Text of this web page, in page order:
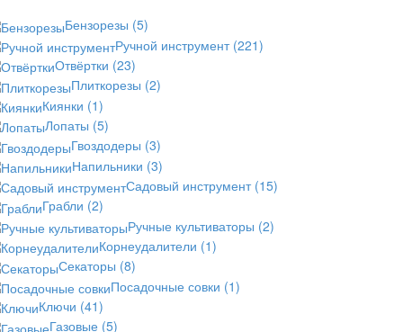
Бензорезы (5)
Ручной инструмент (221)
Отвёртки (23)
Плиткорезы (2)
Киянки (1)
Лопаты (5)
Гвоздодеры (3)
Напильники (3)
Садовый инструмент (15)
Грабли (2)
Ручные культиваторы (2)
Корнеудалители (1)
Секаторы (8)
Посадочные совки (1)
Ключи (41)
Газовые (5)